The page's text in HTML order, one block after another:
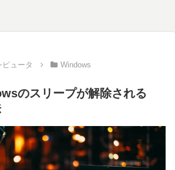
ピュータ Windows
のスリープが解除される